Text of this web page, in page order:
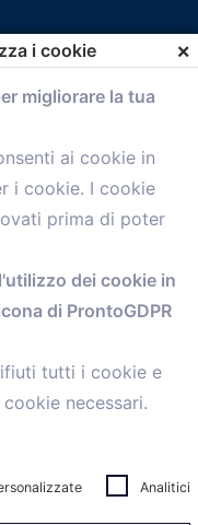
i cookie ×
migliorare la tua
ai cookie in
i cookie. I cookie
prima di poter
dei cookie in
di ProntoGDPR
tutti i cookie e
necessari.
Analitici